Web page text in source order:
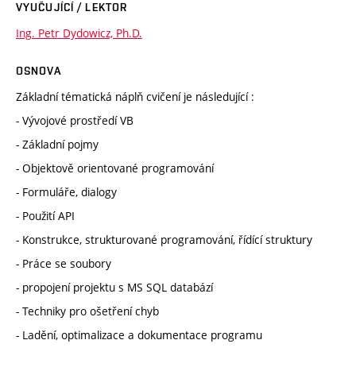
VYUČUJÍCÍ / LEKTOR
Ing. Petr Dydowicz, Ph.D.
OSNOVA
Základní tématická náplň cvičení je následující :
- Vývojové prostředí VB
- Základní pojmy
- Objektově orientované programování
- Formuláře, dialogy
- Použití API
- Konstrukce, strukturované programování, řídící struktury
- Práce se soubory
- propojení projektu s MS SQL databází
- Techniky pro ošetření chyb
- Ladění, optimalizace a dokumentace programu